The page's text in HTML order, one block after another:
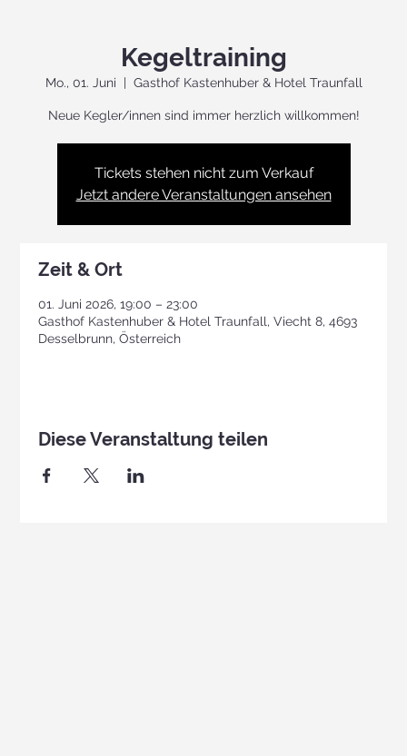
Kegeltraining
Mo., 01. Juni
  |
Gasthof Kastenhuber & Hotel Traunfall
Neue Kegler/innen sind immer herzlich willkommen!
Tickets stehen nicht zum Verkauf
Jetzt andere Veranstaltungen ansehen
Zeit & Ort
01. Juni 2026, 19:00 – 23:00
Gasthof Kastenhuber & Hotel Traunfall, Viecht 8, 4693
Desselbrunn, Österreich
Diese Veranstaltung teilen